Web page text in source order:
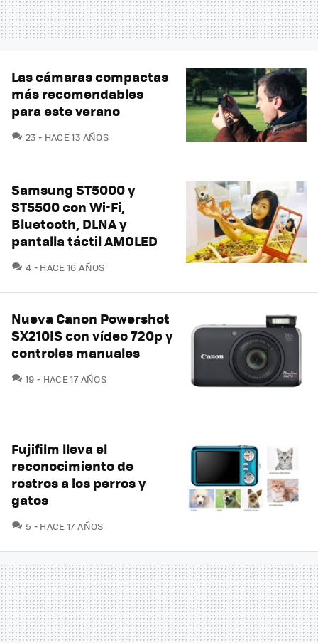
Las cámaras compactas
más recomendables
para este verano
23 COMENTARIOS
HACE 13 AÑOS
Samsung ST5000 y
ST5500 con Wi-Fi,
Bluetooth, DLNA y
pantalla táctil AMOLED
4 COMENTARIOS
HACE 16 AÑOS
Nueva Canon Powershot
SX210IS con vídeo 720p y
controles manuales
19 COMENTARIOS
HACE 17 AÑOS
Fujifilm lleva el
reconocimiento de
rostros a los perros y
gatos
5 COMENTARIOS
HACE 17 AÑOS